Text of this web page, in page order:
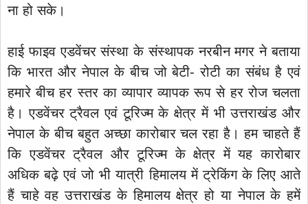
ना हो सके।
हाई फाइव एडवेंचर संस्था के संस्थापक नरबीन मगर ने बताया
कि भारत और नेपाल के बीच जो बेटी- रोटी का संबंध है एवं
हमारे बीच हर स्तर का व्यापार व्यापक रूप से हर रोज चलता
है। एडवेंचर ट्रैवल एवं टूरिज्म के क्षेत्र में भी उत्तराखंड और
नेपाल के बीच बहुत अच्छा कारोबार चल रहा है। हम चाहते हैं
कि एडवेंचर ट्रैवल और टूरिज्म के क्षेत्र में यह कारोबार
अधिक बढ़े एवं जो भी यात्री हिमालय में ट्रेकिंग के लिए आते
हैं चाहे वह उत्तराखंड के हिमालय क्षेत्र हो या नेपाल के हमें